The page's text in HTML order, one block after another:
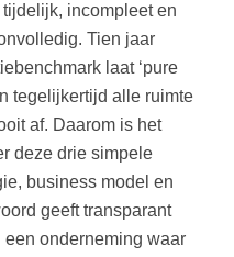
incompleet en
Tien jaar
laat ‘pure
tegelijkertijd alle ruimte
af. Daarom is het
deze drie simpele
business model en
geeft transparant
onderneming waar